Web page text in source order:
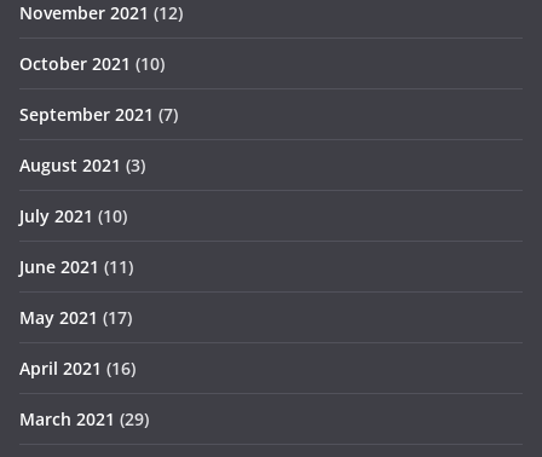
November 2021 (12)
October 2021 (10)
September 2021 (7)
August 2021 (3)
July 2021 (10)
June 2021 (11)
May 2021 (17)
April 2021 (16)
March 2021 (29)